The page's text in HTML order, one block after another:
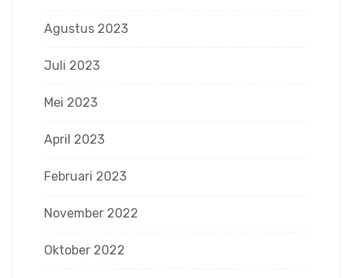
Agustus 2023
Juli 2023
Mei 2023
April 2023
Februari 2023
November 2022
Oktober 2022